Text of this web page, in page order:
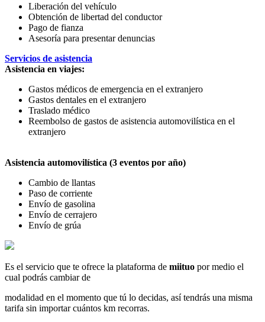
Liberación del vehículo
Obtención de libertad del conductor
Pago de fianza
Asesoría para presentar denuncias
Servicios de asistencia
Asistencia en viajes:
Gastos médicos de emergencia en el extranjero
Gastos dentales en el extranjero
Traslado médico
Reembolso de gastos de asistencia automovilística en el
extranjero
Asistencia automovilística (3 eventos por año)
Cambio de llantas
Paso de corriente
Envío de gasolina
Envío de cerrajero
Envío de grúa
Es el servicio que te ofrece la plataforma de miituo por medio el
cual podrás cambiar de
modalidad en el momento que tú lo decidas, así tendrás una misma
tarifa sin importar cuántos km recorras.